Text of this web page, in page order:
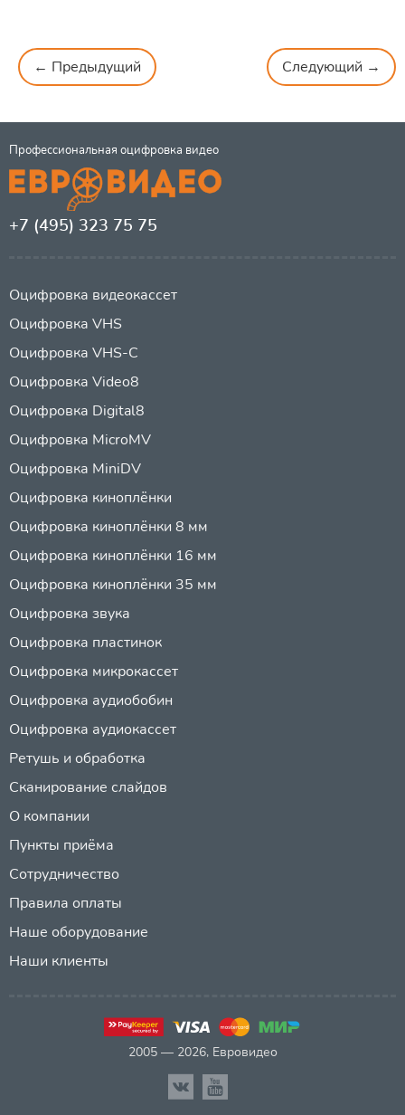
← Предыдущий Следующий →
Профессиональная оцифровка видео
+7 (495) 323 75 75
Оцифровка видеокассет
Оцифровка VHS
Оцифровка VHS-C
Оцифровка Video8
Оцифровка Digital8
Оцифровка MicroMV
Оцифровка MiniDV
Оцифровка киноплёнки
Оцифровка киноплёнки 8 мм
Оцифровка киноплёнки 16 мм
Оцифровка киноплёнки 35 мм
Оцифровка звука
Оцифровка пластинок
Оцифровка микрокассет
Оцифровка аудиобобин
Оцифровка аудиокассет
Ретушь и обработка
Сканирование слайдов
О компании
Пункты приёма
Сотрудничество
Правила оплаты
Наше оборудование
Наши клиенты
2005 — 2026, Евровидео